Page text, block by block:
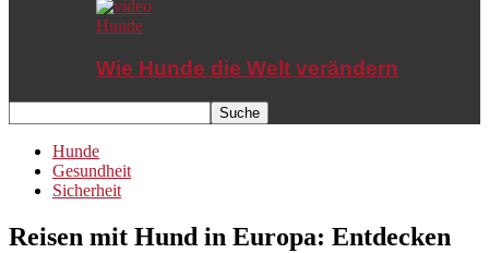
Hunde
Wie Hunde die Welt verändern
Hunde
Gesundheit
Sicherheit
Reisen mit Hund in Europa: Entdecken